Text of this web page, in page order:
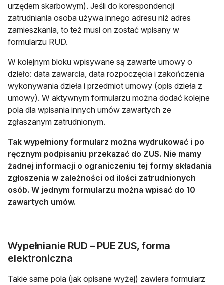
urzędem skarbowym). Jeśli do korespondencji
zatrudniania osoba używa innego adresu niż adres
zamieszkania, to też musi on zostać wpisany w
formularzu RUD.
W kolejnym bloku wpisywane są zawarte umowy o
dzieło: data zawarcia, data rozpoczęcia i zakończenia
wykonywania dzieła i przedmiot umowy (opis dzieła z
umowy). W aktywnym formularzu można dodać kolejne
pola dla wpisania innych umów zawartych ze
zgłaszanym zatrudnionym.
Tak wypełniony formularz można wydrukować i po
ręcznym podpisaniu przekazać do ZUS. Nie mamy
żadnej informacji o ograniczeniu tej formy składania
zgłoszenia w zależności od ilości zatrudnionych
osób. W jednym formularzu można wpisać do 10
zawartych umów.
Wypełnianie RUD – PUE ZUS, forma
elektroniczna
Takie same pola (jak opisane wyżej) zawiera formularz